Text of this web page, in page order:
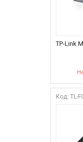
TP-Link
TL-